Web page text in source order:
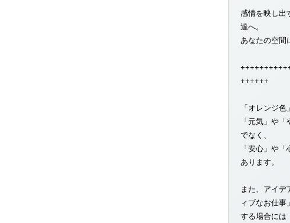
感情を映し出
達へ。
あなたの空間
++++++
「オレンジ
「元気」や
でなく、
「安心」や
あります。
また、アイデ
ィブなお仕事
する場合には